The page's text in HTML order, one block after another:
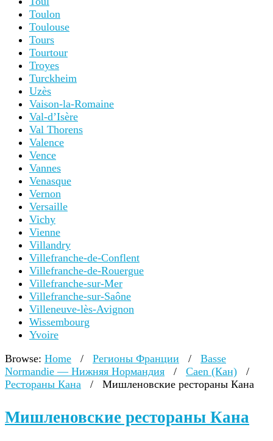
Toulon
Toulouse
Tours
Tourtour
Troyes
Turckheim
Uzès
Vaison-la-Romaine
Val-d’Isère
Val Thorens
Valence
Vence
Vannes
Venasque
Vernon
Versaille
Vichy
Vienne
Villandry
Villefranche-de-Conflent
Villefranche-de-Rouergue
Villefranche-sur-Mer
Villefranche-sur-Saône
Villeneuve-lès-Avignon
Wissembourg
Yvoire
Browse: Home / Регионы Франции /
Basse
Normandie — Нижняя Нормандия
/ Caen (Кан)
/
Рестораны Кана
/ Мишленовские рестораны Кана
Мишленовские рестораны Кана